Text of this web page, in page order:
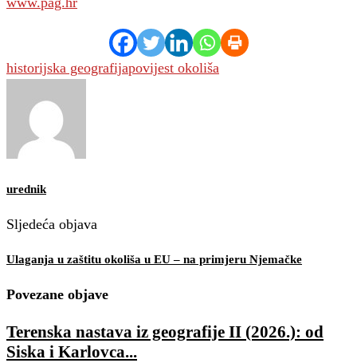
MB6-703
70-410
70-486
ICBB
200-101
c2010-657
c2010-657
1Y0-201
101-400
historijska geografijapovijest okoliša
urednik
Sljedeća objava
Ulaganja u zaštitu okoliša u EU – na primjeru Njemačke
Povezane objave
Terenska nastava iz geografije II (2026.): od
Siska i Karlovca...